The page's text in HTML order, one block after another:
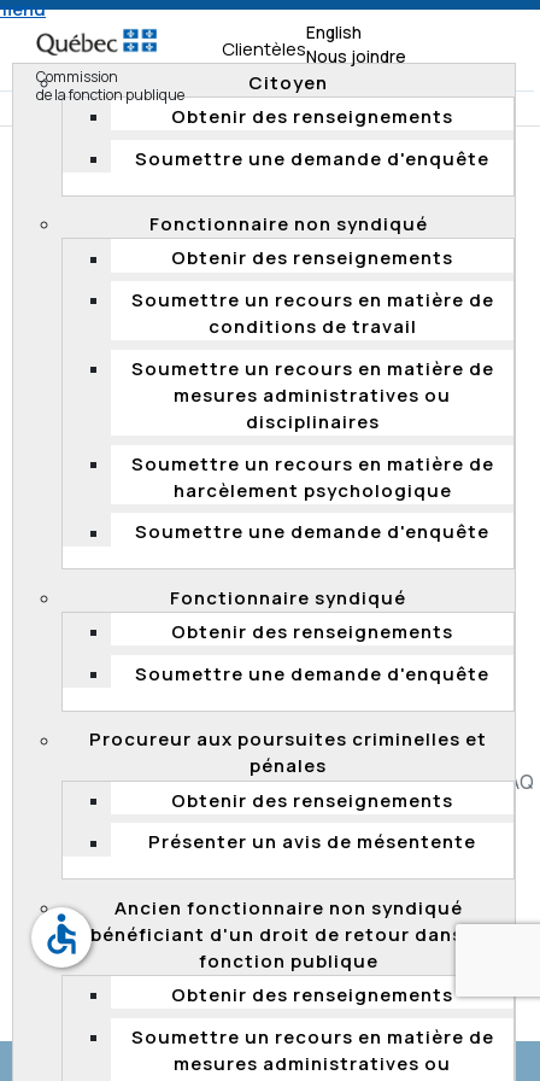
Commission
de la fonction publique
English
Nous joindre
Clientèles
Citoyen
Obtenir des renseignements
Soumettre une demande d'enquête
Fonctionnaire non syndiqué
Obtenir des renseignements
Soumettre un recours en matière de
conditions de travail
Soumettre un recours en matière de
mesures administratives ou
disciplinaires
Soumettre un recours en matière de
harcèlement psychologique
Soumettre une demande d'enquête
Fonctionnaire syndiqué
Obtenir des renseignements
Soumettre une demande d'enquête
Procureur aux poursuites criminelles et
pénales
Obtenir des renseignements
Présenter un avis de mésentente
Ancien fonctionnaire non syndiqué
bénéficiant d'un droit de retour dans la
fonction publique
Obtenir des renseignements
Soumettre un recours en matière de
mesures administratives ou
Accueil Documentation
Résumés d'enquête
Enquêtes 2017
Demande d'adaptation des moyens d'évaluation lors
d'un processus de qualification
Demande d'adaptation des moyens
d'évaluation lors d'un processus de
qualification
visées les résultats d’une enquête concernant le
traitement d'une demande d'adaptation des moyens
d'évaluation lors d'un processus de qualification tenu
(SAAQ) visant à pourvoir des emplois de préposée ou
préposé aux permis et à l'immatriculation. Après
intervention de la Commission, la SAAQ a procédé au
moyens d'évaluation adaptés pour le candidat.
Accessibilité Plan du site Diffusion de l'information FAQ
Liens utiles Carrière Politique de confidentialité
© Gouvernement du Québec, 2026
accessible